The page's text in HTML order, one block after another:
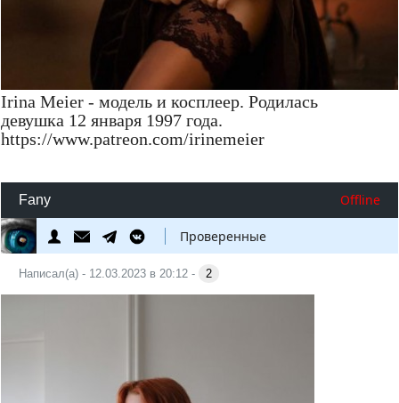
Irina Meier - модель и косплеер. Родилась
девушка 12 января 1997 года.
https://www.patreon.com/irinemeier
Fany Offline
Проверенные
Написал(а) - 12.03.2023 в 20:12 - 2